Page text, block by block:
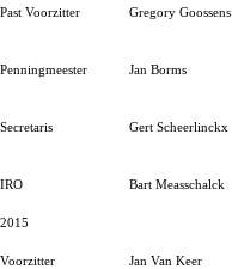
Past Voorzitter Gregory Goossens
Penningmeester Jan Borms
Secretaris Gert Scheerlinckx
IRO Bart Measschalck
2015
Voorzitter Jan Van Keer